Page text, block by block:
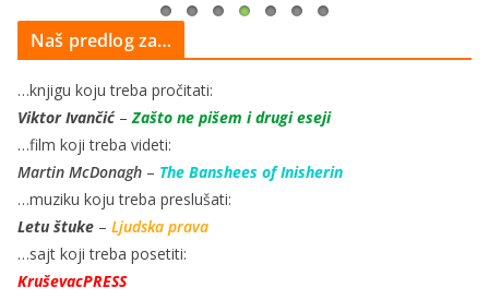
Naš predlog za…
…knjigu koju treba pročitati:
Viktor Ivančić–Zašto ne pišem i drugi eseji
…film koji treba videti:
Martin McDonagh – The Banshees of Inisherin
…muziku koju treba preslušati:
Letu štuke – Ljudska prava
…sajt koji treba posetiti:
KruševacPRESS